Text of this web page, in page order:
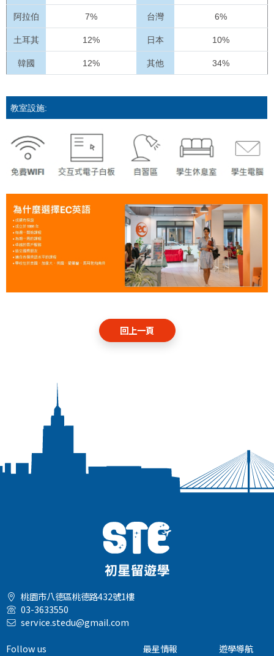
阿拉伯 7% 台灣 6%
土耳其 12% 日本 10%
韓國 12% 其他 34%
教室設施:
回上一頁
桃園市八德區桃德路432號1樓
03-3633550
service.stedu@gmail.com
Follow us 最星情報 遊學導航